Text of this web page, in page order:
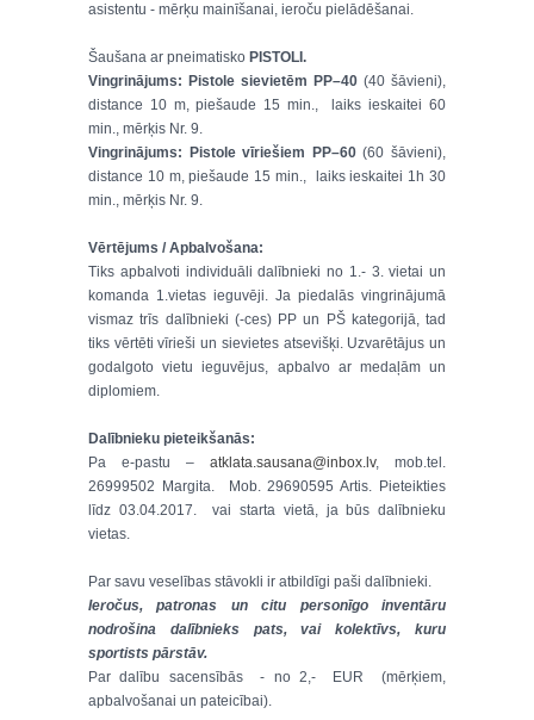
asistentu - mērķu mainīšanai, ieroču pielādēšanai.
Šaušana ar pneimatisko PISTOLI.
Vingrinājums: Pistole sievietēm PP–40 (40 šāvieni),
distance 10 m, piešaude 15 min., laiks ieskaitei 60
min., mērķis Nr. 9.
Vingrinājums: Pistole vīriešiem PP–60(60 šāvieni),
distance 10 m, piešaude 15 min., laiks ieskaitei 1h 30
min., mērķis Nr. 9.
Vērtējums / Apbalvošana:
Tiks apbalvoti individuāli dalībnieki no 1.- 3. vietai un
komanda 1.vietas ieguvēji. Ja piedalās vingrinājumā
vismaz trīs dalībnieki (-ces) PP un PŠ kategorijā, tad
tiks vērtēti vīrieši un sievietes atsevišķi. Uzvarētājus un
godalgoto vietu ieguvējus, apbalvo ar medaļām un
diplomiem.
Dalībnieku pieteikšanās:
Pa e-pastu – atklata.sausana@inbox.lv, mob.tel.
26999502 Margita. Mob. 29690595 Artis. Pieteikties
līdz 03.04.2017. vai starta vietā, ja būs dalībnieku
vietas.
Par savu veselības stāvokli ir atbildīgi paši dalībnieki.
Ieročus, patronas un citu personīgo inventāru
nodrošina dalībnieks pats, vai kolektīvs, kuru
sportists pārstāv.
Par dalību sacensībās - no 2,- EUR (mērķiem,
apbalvošanai un pateicībai).